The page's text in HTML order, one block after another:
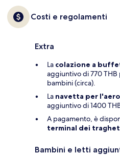
Costi e regolamenti
Extra
La colazione a
aggiuntivo di 770
bambini (circa).
La navetta per
aggiuntivo di 1400
A pagamento, è
terminal dei
Bambini e letti